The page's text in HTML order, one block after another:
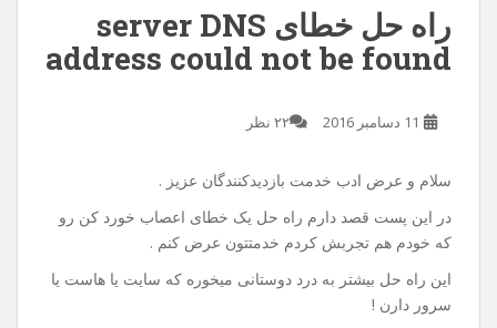
راه حل خطای server DNS
address could not be found
11 دسامبر 2016 ۲۲ نظر